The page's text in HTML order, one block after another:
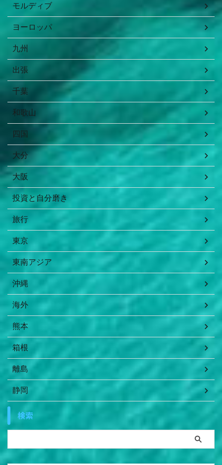
モルディブ
ヨーロッパ
九州
出張
千葉
和歌山
四国
大分
大阪
投資と自分磨き
旅行
東京
東南アジア
沖縄
海外
熊本
箱根
離島
静岡
検索